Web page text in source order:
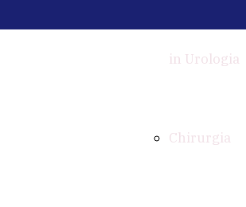
in Urologia
Chirurgia